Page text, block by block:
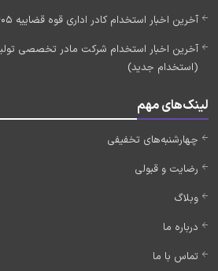
آخرین اخبار استخدام کادر اداری قوه قضاییه 1405 (به زودی)
(استخدام جدید)
لینک‌های مهم
چهارشنبه‌های تخفیفی
رضایت و قبولی
وبلاگ
درباره ما
تماس با ما